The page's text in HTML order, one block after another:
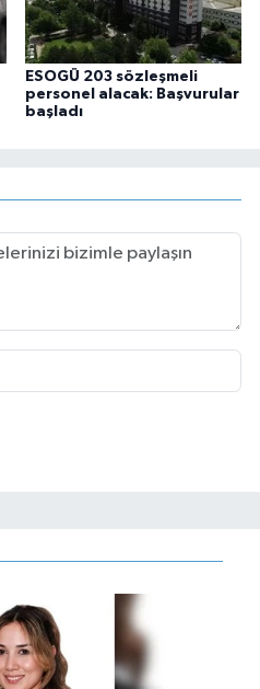
ESOGÜ 203 sözleşmeli
personel alacak: Başvurular
başladı